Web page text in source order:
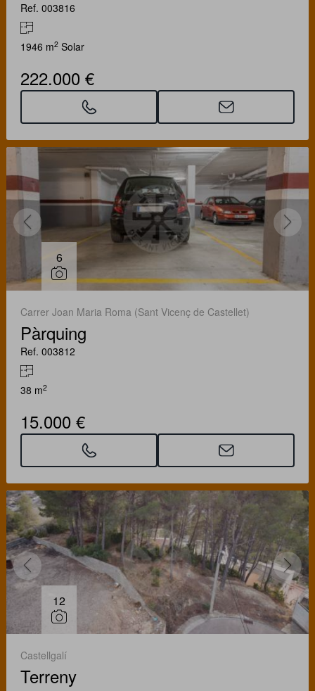
Ref. 003816
1946 m2 Solar
222.000 €
6
Carrer Joan Maria Roma (Sant Vicenç de Castellet)
Pàrquing
Ref. 003812
38 m2
15.000 €
12
Castellgalí
Terreny